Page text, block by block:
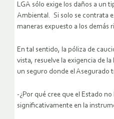
LGA sólo exige los daños a un
Ambiental. Si solo se contrata
maneras expuesto a los demás
En tal sentido, la póliza de
vista, resuelve la exigencia de
un seguro donde el Asegurado
-¿Por qué cree que el Estado no
significativamente en la